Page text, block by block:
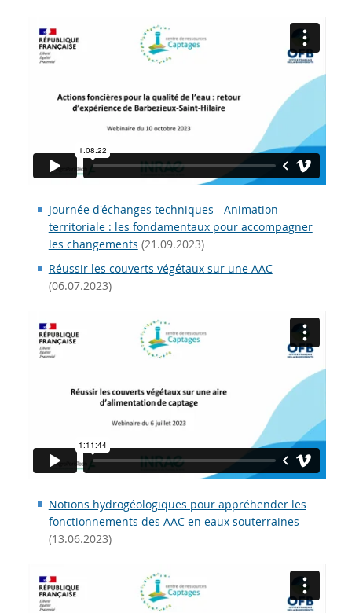
Journée d'échanges techniques - Animation
territoriale : les fondamentaux pour accompagner
les changements (21.09.2023)
Réussir les couverts végétaux sur une AAC
(06.07.2023)
Notions hydrogéologiques pour appréhender les
fonctionnements des AAC en eaux souterraines
(13.06.2023)